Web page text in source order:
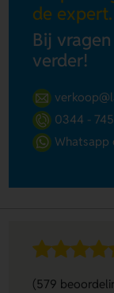
de expert.
Bij
verder!
0344 -
Whatsapp
(579